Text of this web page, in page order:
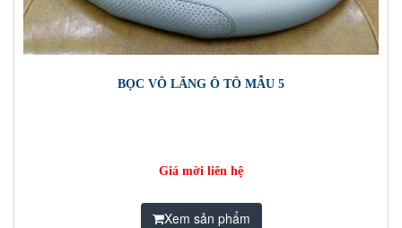
BỌC VÔ LĂNG Ô TÔ MẪU 5
Giá mời liên hệ
Xem sản phẩm